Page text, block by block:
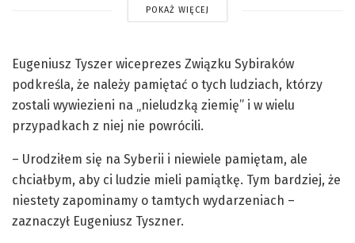
POKAŻ WIĘCEJ
Eugeniusz Tyszer wiceprezes Związku Sybiraków
podkreśla, że należy pamiętać o tych ludziach, którzy
zostali wywiezieni na „nieludzką ziemię” i w wielu
przypadkach z niej nie powrócili.
– Urodziłem się na Syberii i niewiele pamiętam, ale
chciałbym, aby ci ludzie mieli pamiątkę. Tym bardziej, że
niestety zapominamy o tamtych wydarzeniach –
zaznaczył Eugeniusz Tyszner.